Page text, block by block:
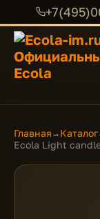
Главная → Каталог
Ecola Light